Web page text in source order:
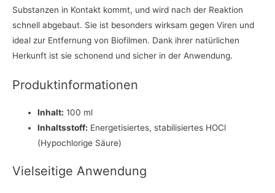
Substanzen in Kontakt kommt, und wird nach der Reaktion
schnell abgebaut. Sie ist besonders wirksam gegen Viren und
ideal zur Entfernung von Biofilmen. Dank ihrer natürlichen
Herkunft ist sie schonend und sicher in der Anwendung.
Produktinformationen
Inhalt: 100 ml
Inhaltsstoff: Energetisiertes, stabilisiertes HOCl
(Hypochlorige Säure)
Vielseitige Anwendung